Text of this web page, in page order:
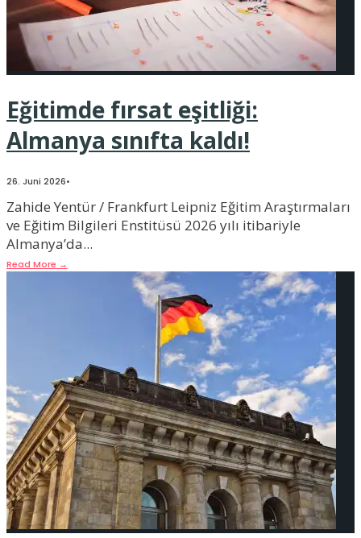
Eğitimde fırsat eşitliği:
Almanya sınıfta kaldı!
26. Juni 2026•
Zahide Yentür / Frankfurt Leipniz Eğitim Araştırmaları
ve Eğitim Bilgileri Enstitüsü 2026 yılı itibariyle
Almanya’da...
Read More →